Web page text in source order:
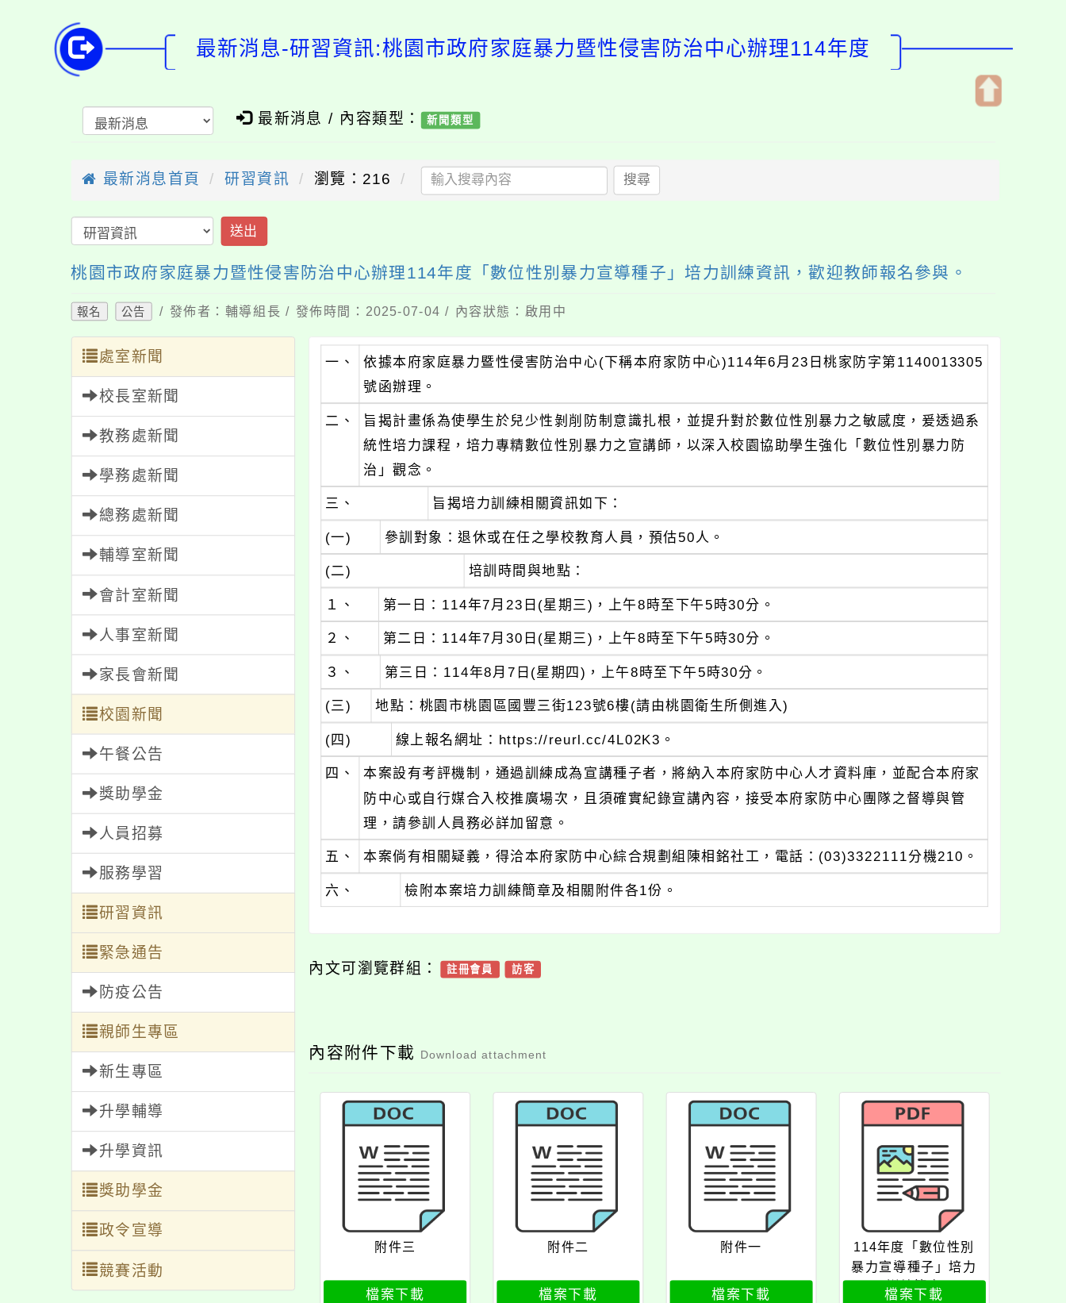
最新消息-研習資訊:桃園市政府家庭暴力暨性侵害防治中心辦理114年度
最新消息 / 內容類型： 新聞類型
最新消息首頁 研習資訊 瀏覽：216 搜尋
送出
桃園市政府家庭暴力暨性侵害防治中心辦理114年度「數位性別暴力宣導種子」培力訓練資訊，歡迎教師報名參與。
報名 公告 / 發佈者：輔導組長 / 發佈時間：2025-07-04 / 內容狀態：啟用中
處室新聞
校長室新聞
教務處新聞
學務處新聞
總務處新聞
輔導室新聞
會計室新聞
人事室新聞
家長會新聞
校園新聞
午餐公告
獎助學金
人員招募
服務學習
研習資訊
緊急通告
防疫公告
親師生專區
新生專區
升學輔導
升學資訊
獎助學金
政令宣導
競賽活動
一、
依據本府家庭暴力暨性侵害防治中心(下稱本府家防中心)114年6月23日桃家防字第1140013305
號函辦理。
二、
旨揭計畫係為使學生於兒少性剝削防制意識扎根，並提升對於數位性別暴力之敏感度，爰透過系
統性培力課程，培力專精數位性別暴力之宣講師，以深入校園協助學生強化「數位性別暴力防
治」觀念。
三、 旨揭培力訓練相關資訊如下：
(一) 參訓對象：退休或在任之學校教育人員，預估50人。
(二) 培訓時間與地點：
１、 第一日：114年7月23日(星期三)，上午8時至下午5時30分。
２、 第二日：114年7月30日(星期三)，上午8時至下午5時30分。
３、 第三日：114年8月7日(星期四)，上午8時至下午5時30分。
(三) 地點：桃園市桃園區國豐三街123號6樓(請由桃園衛生所側進入)
(四) 線上報名網址：https://reurl.cc/4L02K3。
四、 本案設有考評機制，通過訓練成為宣講種子者，將納入本府家防中心人才資料庫，並配合本府家
防中心或自行媒合入校推廣場次，且須確實紀錄宣講內容，接受本府家防中心團隊之督導與管
理，請參訓人員務必詳加留意。
五、 本案倘有相關疑義，得洽本府家防中心綜合規劃組陳相銘社工，電話：(03)3322111分機210。
六、 檢附本案培力訓練簡章及相關附件各1份。
內文可瀏覽群組： 註冊會員 訪客
內容附件下載 Download attachment
附件三
檔案下載
附件二
檔案下載
附件一
檔案下載
114年度「數位性別
暴力宣導種子」培力
訓練簡章
檔案下載